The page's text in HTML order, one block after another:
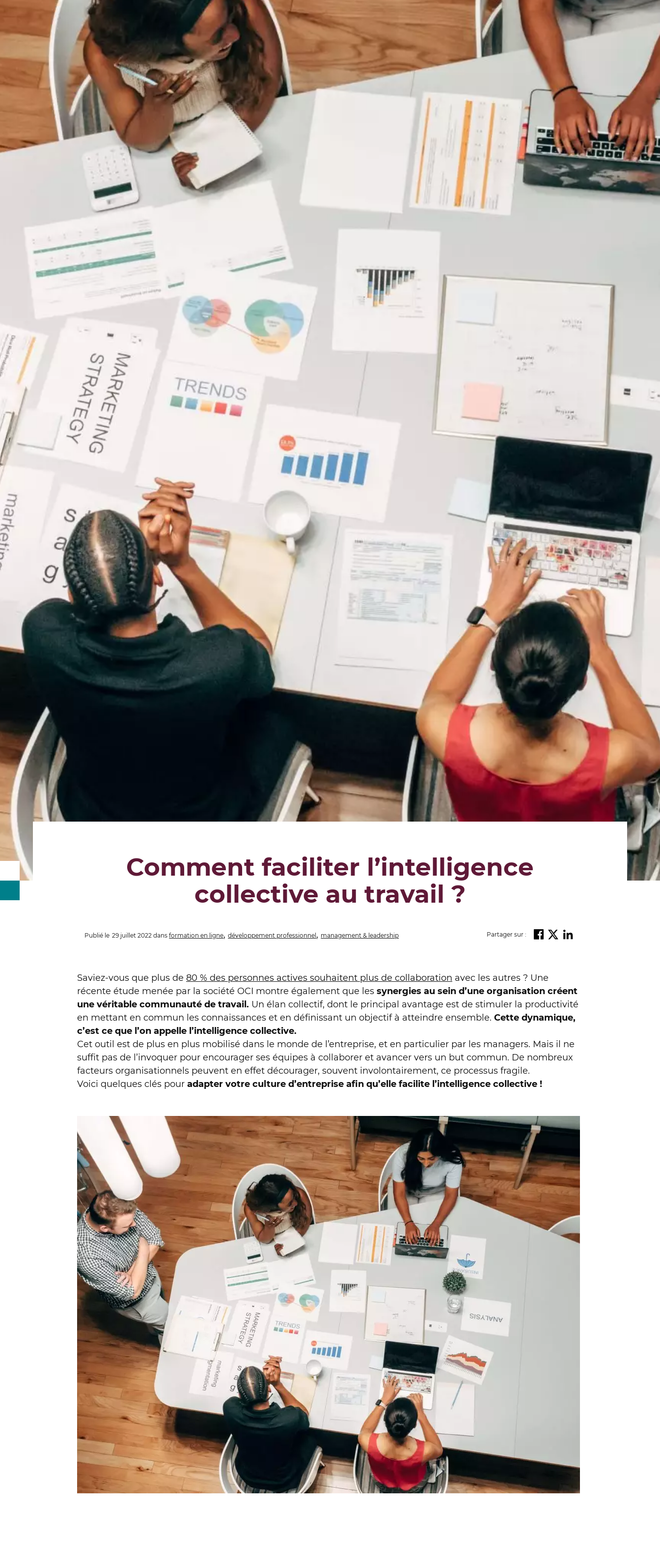
MSc Data Management & Business Analytics
Certificat Strategy & Business Model
Transformation
Certificat Strategic Foresight
Certificat Entrepreneuriat
TOUS LES PROGRAMMES EN LIGNE
Comment faciliter l’intelligence
collective au travail ?
Publié le 29 juillet 2022 dansformation en ligne,développement professionnel, management & leadership Partager sur :
Saviez-vous que plus de 80 % des personnes actives souhaitent plus de collaboration avec les autres ? Une
récente étude menée par la société OCI montre également que les synergies au sein d’une organisation créent
une véritable communauté de travail. Un élan collectif, dont le principal avantage est de stimuler la productivité
en mettant en commun les connaissances et en définissant un objectif à atteindre ensemble. Cette dynamique,
c’est ce que l’on appelle l’intelligence collective.
Cet outil est de plus en plus mobilisé dans le monde de l’entreprise, et en particulier par les managers. Mais il ne
suffit pas de l’invoquer pour encourager ses équipes à collaborer et avancer vers un but commun. De nombreux
facteurs organisationnels peuvent en effet décourager, souvent involontairement, ce processus fragile.
Voici quelques clés pour adapter votre culture d’entreprise afin qu’elle facilite l’intelligence collective !